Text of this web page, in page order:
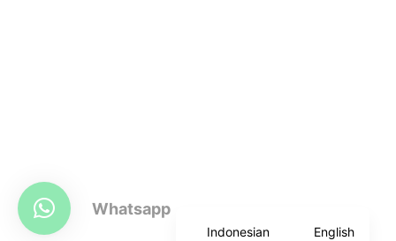
Whatsapp
Indonesian English